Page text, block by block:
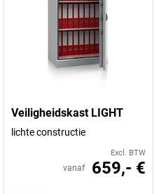
Veiligheidskast LIGHT
lichte constructie
Excl. BTW
vanaf 659,- €